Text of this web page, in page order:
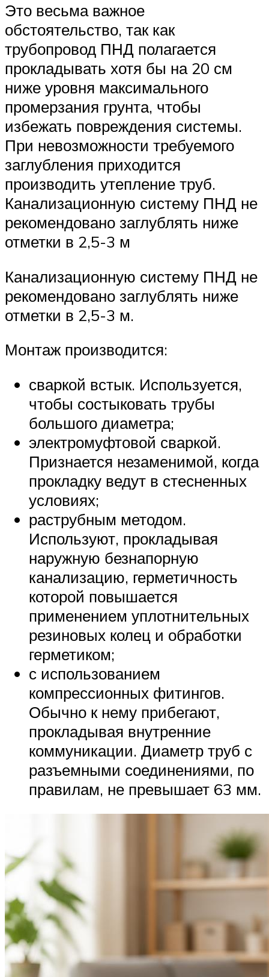
Это весьма важное
обстоятельство, так как
трубопровод ПНД полагается
прокладывать хотя бы на 20 см
ниже уровня максимального
промерзания грунта, чтобы
избежать повреждения системы.
При невозможности требуемого
заглубления приходится
производить утепление труб.
Канализационную систему ПНД не
рекомендовано заглублять ниже
отметки в 2,5-3 м
Канализационную систему ПНД не
рекомендовано заглублять ниже
отметки в 2,5-3 м.
Монтаж производится:
сваркой встык. Используется,
чтобы состыковать трубы
большого диаметра;
электромуфтовой сваркой.
Признается незаменимой, когда
прокладку ведут в стесненных
условиях;
раструбным методом.
Используют, прокладывая
наружную безнапорную
канализацию, герметичность
которой повышается
применением уплотнительных
резиновых колец и обработки
герметиком;
с использованием
компрессионных фитингов.
Обычно к нему прибегают,
прокладывая внутренние
коммуникации. Диаметр труб с
разъемными соединениями, по
правилам, не превышает 63 мм.